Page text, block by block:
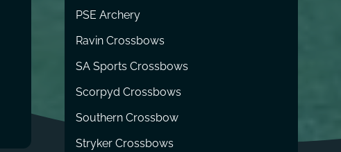
PSE Archery
Ravin Crossbows
SA Sports Crossbows
Scorpyd Crossbows
Southern Crossbow
Stryker Crossbows